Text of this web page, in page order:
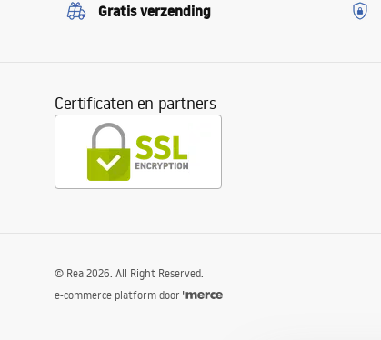
Gratis verzending
Certificaten en partners
© Rea 2026. All Right Reserved.
e-commerce platform door